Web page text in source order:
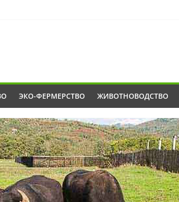
ЭКО-ФЕРМЕРСТВО ЖИВОТНОВОДСТВО